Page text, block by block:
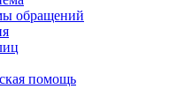
обращений
помощь